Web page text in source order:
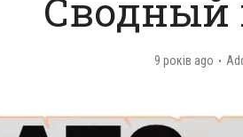
Сводный
9 років ago